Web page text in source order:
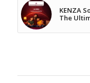
KENZA
The